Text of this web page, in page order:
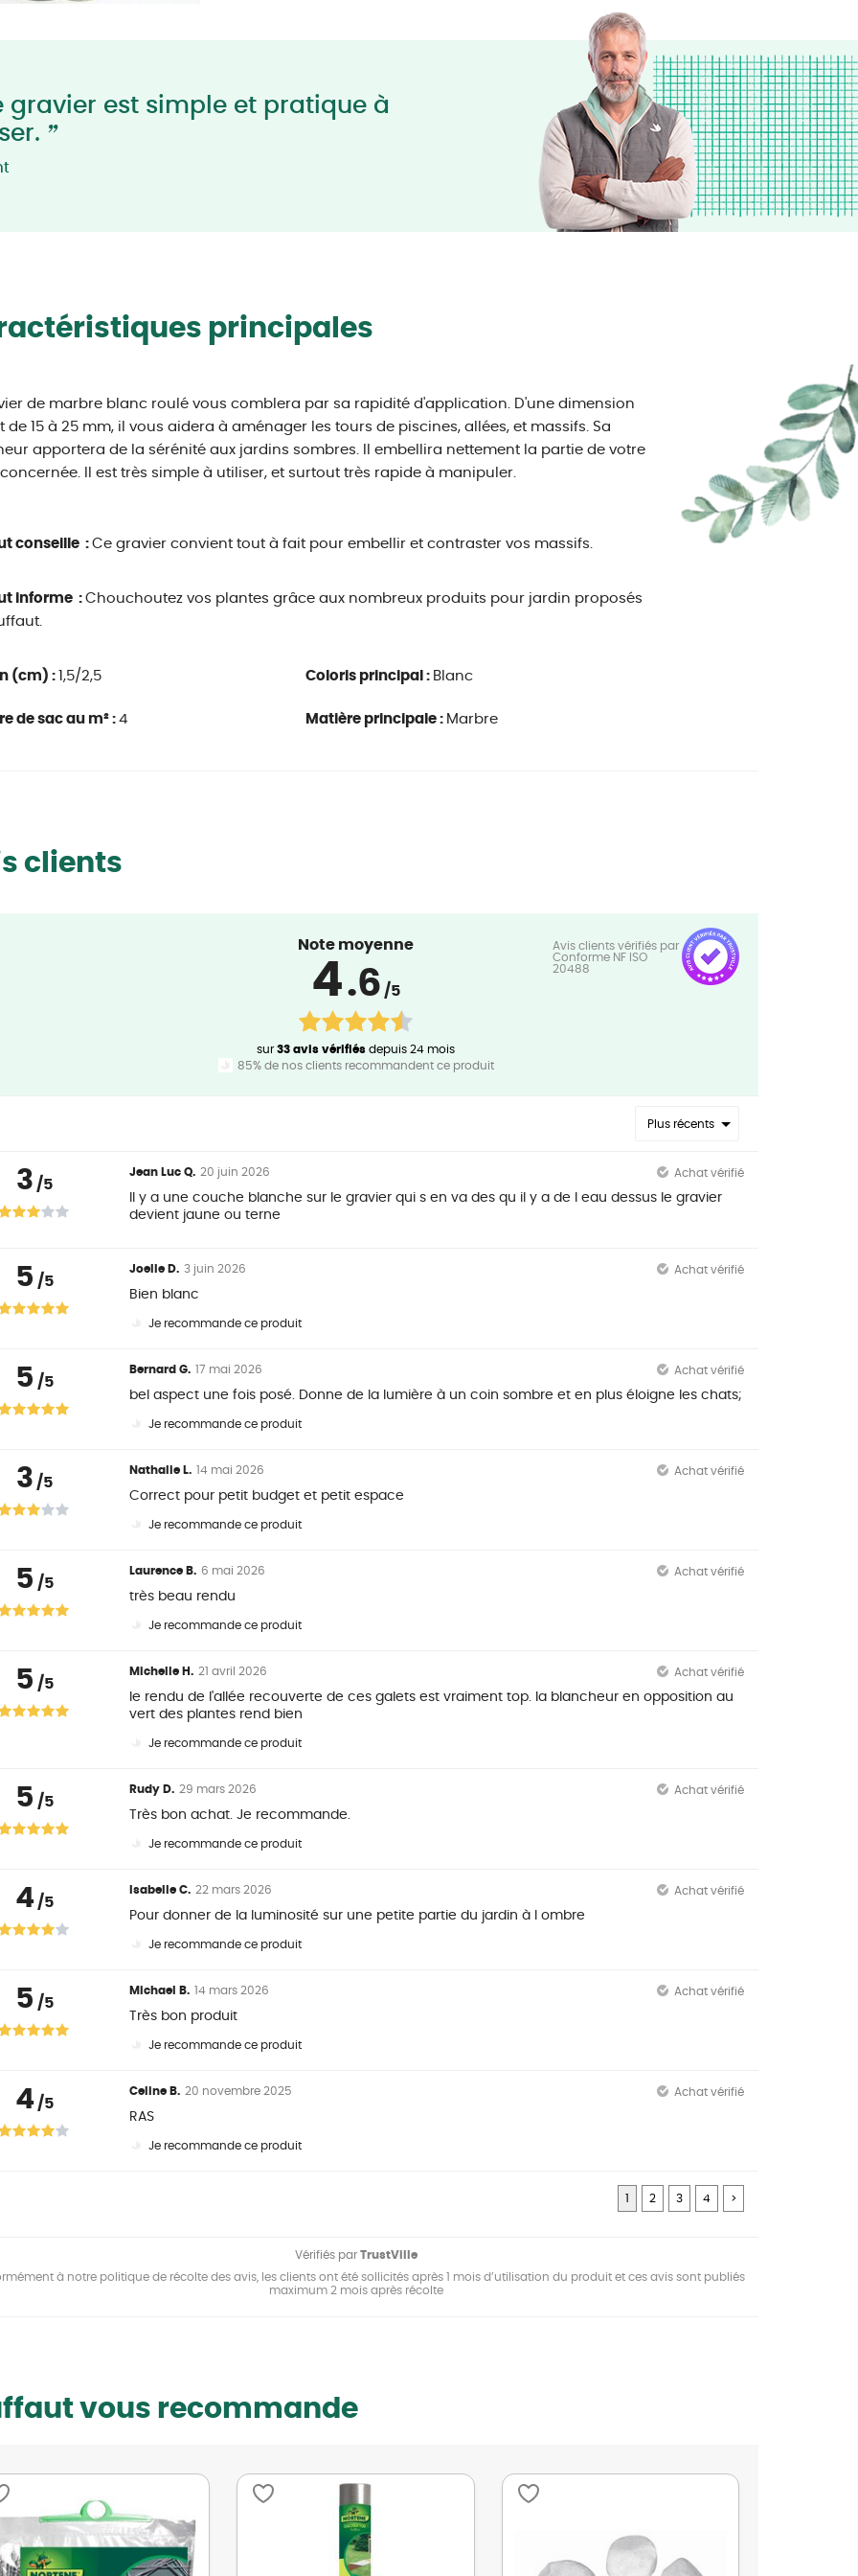
gravier est simple et pratique à
”
principales
de marbre blanc roulé vous comblera par sa rapidité d'application. D'une dimension
de 15 à 25 mm, il vous aidera à aménager les tours de piscines, allées, et massifs. Sa
apportera de la sérénité aux jardins sombres. Il embellira nettement la partie de votre
Il est très simple à utiliser, et surtout très rapide à manipuler.
conseille : Ce gravier convient tout à fait pour embellir et contraster vos massifs.
informe : Chouchoutez vos plantes grâce aux nombreux produits pour jardin proposés
(cm) : 1,5/2,5
de sac au m² : 4
Coloris principal : Blanc
Matière principale : Marbre
clients
Note moyenne
4.6 /5
sur33 avis vérifiés depuis 24 mois
85% de nos clients recommandent ce produit
Plus récents
3 /5
Jean Luc Q. 20 juin 2026 Achat vérifié
Il y a une couche blanche sur le gravier qui s en va des qu il y a de l eau dessus le gravier
devient jaune ou terne
5 /5
Joelle D. 3 juin 2026 Achat vérifié
Bien blanc
Je recommande ce produit
5 /5
Bernard G. 17 mai 2026 Achat vérifié
bel aspect une fois posé. Donne de la lumière à un coin sombre et en plus éloigne les chats;
Je recommande ce produit
3 /5
Nathalie L. 14 mai 2026 Achat vérifié
Correct pour petit budget et petit espace
Je recommande ce produit
5 /5
Laurence B. 6 mai 2026 Achat vérifié
très beau rendu
Je recommande ce produit
5 /5
Michelle H. 21 avril 2026 Achat vérifié
le rendu de l'allée recouverte de ces galets est vraiment top. la blancheur en opposition au
vert des plantes rend bien
Je recommande ce produit
5 /5
Rudy D. 29 mars 2026 Achat vérifié
Très bon achat. Je recommande.
Je recommande ce produit
4/5
Isabelle C. 22 mars 2026 Achat vérifié
Pour donner de la luminosité sur une petite partie du jardin à l ombre
Je recommande ce produit
5 /5
Michael B. 14 mars 2026 Achat vérifié
Très bon produit
Je recommande ce produit
4/5
Celine B. 20 novembre 2025 Achat vérifié
RAS
Je recommande ce produit
1 2 3 4 >
Vérifiés par TrustVille
à notre politique de récolte des avis, les clients ont été sollicités après 1 mois d’utilisation du produit et ces avis sont publiés
maximum 2 mois après récolte
vous recommande